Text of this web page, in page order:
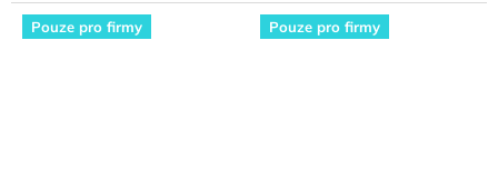
Pouze pro firmy Pouze pro firmy